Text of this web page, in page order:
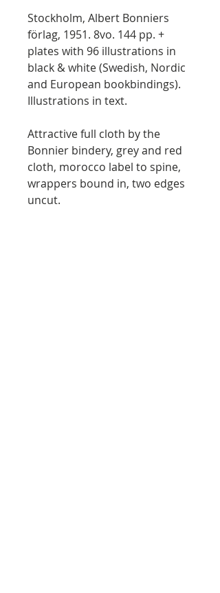
Stockholm, Albert Bonniers
förlag, 1951. 8vo. 144 pp. +
plates with 96 illustrations in
black & white (Swedish, Nordic
and European bookbindings).
Illustrations in text.
Attractive full cloth by the
Bonnier bindery, grey and red
cloth, morocco label to spine,
wrappers bound in, two edges
uncut.